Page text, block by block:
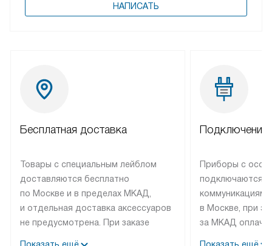
НАПИСАТЬ
Бесплатная доставка
Товары с специальным лейблом
доставляются бесплатно
по Москве и в пределах МКАД,
и отдельная доставка аксессуаров
не предусмотрена. При заказе
Подключение
Приборы с
подключаются к
коммуникациям
в Москве, при
за МКАД